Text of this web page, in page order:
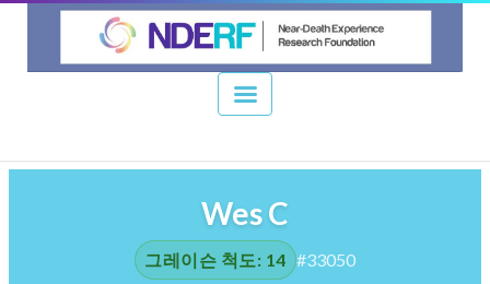
Wes C
그레이슨 척도: 14 #33050